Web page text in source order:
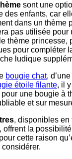
sont une
des enfants, car
dans un thème
pas utilisée pour
thème princesse,
pour compléter
ludique
bougie chat, d’une
étoile filante, il
une bougie à
et sur
, disponibles en
offrent la
cette raison